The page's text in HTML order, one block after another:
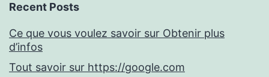
Recent Posts
Ce que vous voulez savoir sur Obtenir plus
d’infos
Tout savoir sur https://google.com